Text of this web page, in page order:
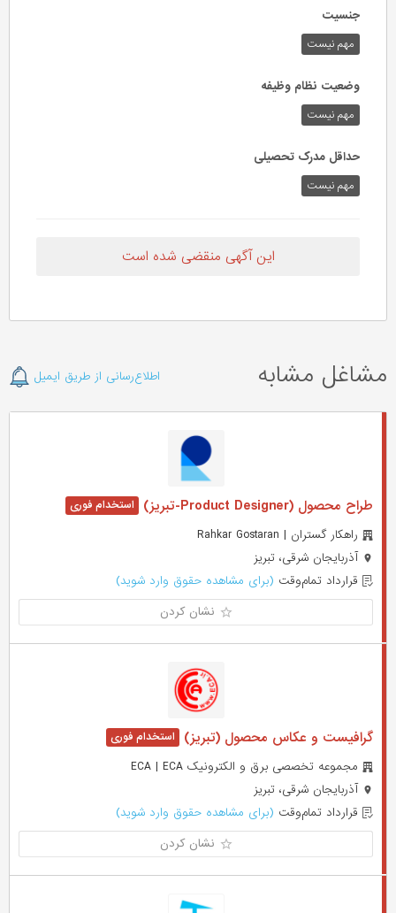
جنسیت
مهم نیست
وضعیت نظام وظیفه
مهم‌ نیست
حداقل مدرک تحصیلی
مهم نیست
این آگهی منقضی شده است
مشاغل مشابه اطلاع‌رسانی از طریق ایمیل
طراح محصول (Product Designer-تبریز)
راهکار گستران | Rahkar Gostaran
آذربایجان شرقی، تبریز
قرارداد تمام‌وقت (برای مشاهده حقوق وارد شوید)
نشان کردن
گرافیست و عکاس محصول (تبریز)
مجموعه تخصصی برق و الکترونیک ECA | ECA
آذربایجان شرقی، تبریز
قرارداد تمام‌وقت (برای مشاهده حقوق وارد شوید)
نشان کردن